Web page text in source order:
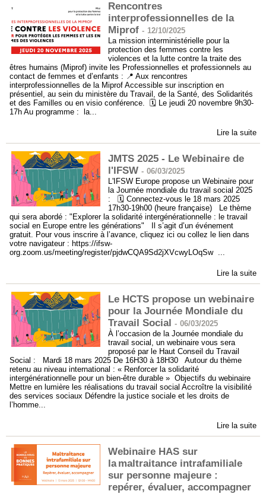
Rencontres
interprofessionnelles de la
Miprof - 12/10/2025
La mission interministérielle pour la
protection des femmes contre les
violences et la lutte contre la traite des
êtres humains (Miprof) invite les Professionnelles et professionnels au
contact de femmes et d’enfants : 📍 Aux rencontres
interprofessionnelles de la Miprof Accessible sur inscription en
présentiel, au sein du ministère du Travail, de la Santé, des Solidarités
et des Familles ou en visio conférence. 🗓️ Le jeudi 20 novembre 9h30-
17h Au programme : la...
Lire la suite
JMTS 2025 - Le Webinaire de
l'IFSW - 06/03/2025
L'IFSW Europe propose un Webinaire pour
la Journée mondiale du travail social 2025
: 🗓️ Connectez-vous le 18 mars 2025
17h30-19h00 (heure française) Le thème
qui sera abordé : "Explorer la solidarité intergénérationnelle : le travail
social en Europe entre les générations" Il s’agit d’un événement
gratuit. Pour vous inscrire à l’avance, cliquez ici ou collez le lien dans
votre navigateur : https://ifsw-
org.zoom.us/meeting/register/pjdwCQA9Sd2jXVcwyLOqSw ...
Lire la suite
Le HCTS propose un webinaire
pour la Journée Mondiale du
Travail Social
- 06/03/2025
À l’occasion de la Journée mondiale du
travail social, un webinaire vous sera
proposé par le Haut Conseil du Travail
Social : Mardi 18 mars 2025 De 16H30 à 18H30 Autour du thème
retenu au niveau international : « Renforcer la solidarité
intergénérationnelle pour un bien-être durable » Objectifs du webinaire
Mettre en lumière les réalisations du travail social Accroître la visibilité
des services sociaux Défendre la justice sociale et les droits de
l’homme...
Lire la suite
Webinaire HAS sur
la maltraitance intrafamiliale
sur personne majeure :
repérer, évaluer, accompagner